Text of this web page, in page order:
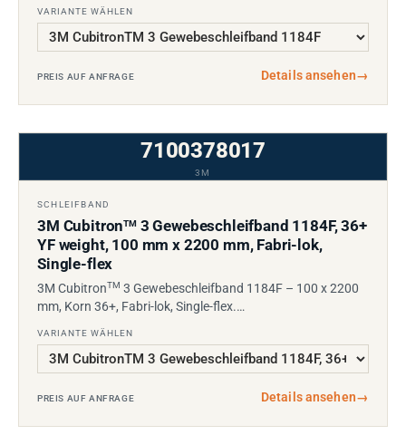
VARIANTE WÄHLEN
PREIS AUF ANFRAGE Details ansehen→
7100378017
3M
SCHLEIFBAND
3M CubitronTM3 Gewebeschleifband 1184F, 36+
YF weight, 100 mm x 2200 mm, Fabri-lok,
Single-flex
3M CubitronTM 3 Gewebeschleifband 1184F – 100 x 2200
mm, Korn 36+, Fabri-lok, Single-flex.…
VARIANTE WÄHLEN
PREIS AUF ANFRAGE Details ansehen→